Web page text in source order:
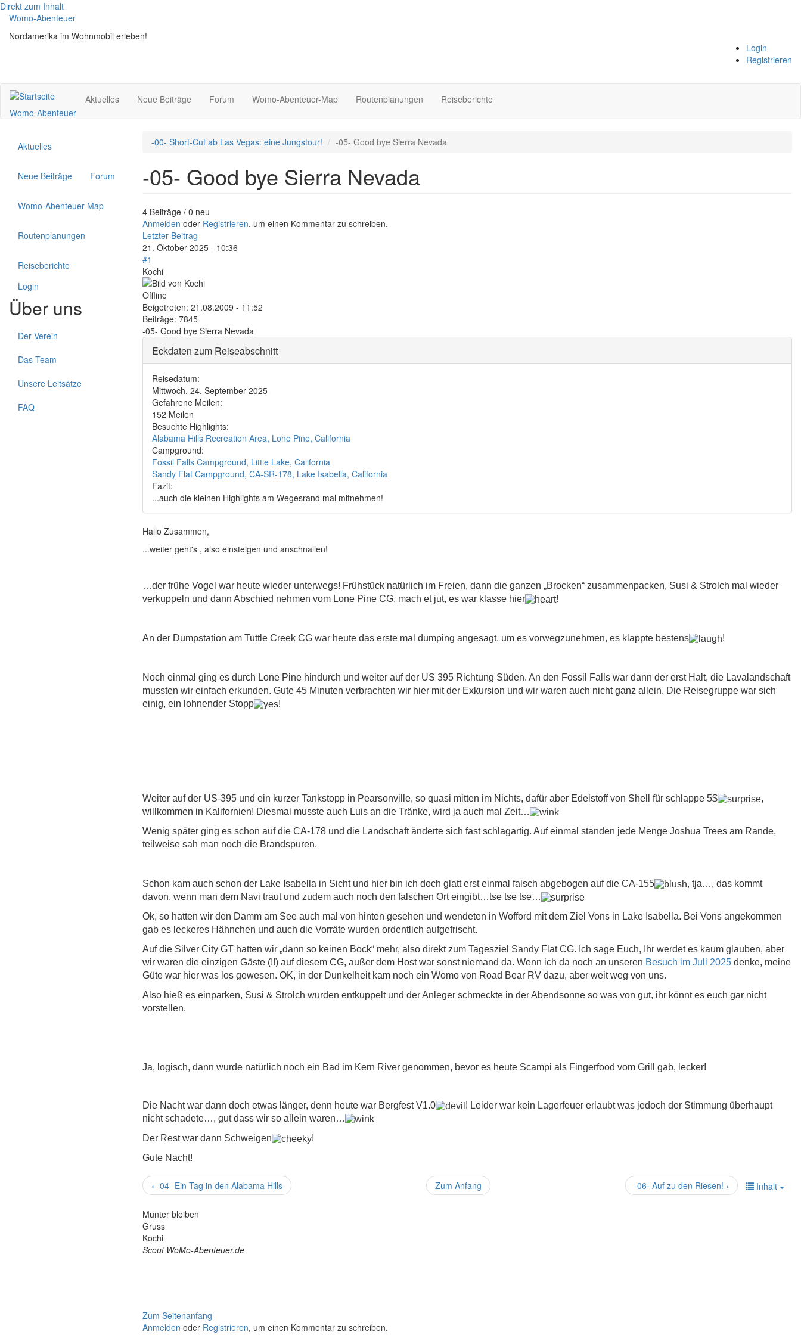
Direkt zum Inhalt
Womo-Abenteuer
Nordamerika im Wohnmobil erleben!
Login
Registrieren
Womo-Abenteuer
Aktuelles Neue Beiträge Forum Womo-Abenteuer-Map Routenplanungen Reiseberichte
Aktuelles
Neue Beiträge Forum
Womo-Abenteuer-Map
Routenplanungen
Reiseberichte
Login
Über uns
Der Verein
Das Team
Unsere Leitsätze
FAQ
-00- Short-Cut ab Las Vegas: eine Jungstour! -05- Good bye Sierra Nevada
-05- Good bye Sierra Nevada
4 Beiträge / 0 neu
Anmelden oder Registrieren, um einen Kommentar zu schreiben.
Letzter Beitrag
21. Oktober 2025 - 10:36
#1
Kochi
Offline
Beigetreten: 21.08.2009 - 11:52
Beiträge: 7845
-05- Good bye Sierra Nevada
Eckdaten zum Reiseabschnitt
Reisedatum:
Mittwoch, 24. September 2025
Gefahrene Meilen:
152 Meilen
Besuchte Highlights:
Alabama Hills Recreation Area, Lone Pine, California
Campground:
Fossil Falls Campground, Little Lake, California
Sandy Flat Campground, CA-SR-178, Lake Isabella, California
Fazit:
...auch die kleinen Highlights am Wegesrand mal mitnehmen!
Hallo Zusammen,
...weiter geht's , also einsteigen und anschnallen!
…der frühe Vogel war heute wieder unterwegs! Frühstück natürlich im Freien, dann die ganzen „Brocken“ zusammenpacken, Susi & Strolch mal wieder
verkuppeln und dann Abschied nehmen vom Lone Pine CG, mach et jut, es war klasse hier
!
An der Dumpstation am Tuttle Creek CG war heute das erste mal dumping angesagt, um es vorwegzunehmen, es klappte bestens !
Noch einmal ging es durch Lone Pine hindurch und weiter auf der US 395 Richtung Süden. An den Fossil Falls war dann der erst Halt, die Lavalandschaft
mussten wir einfach erkunden. Gute 45 Minuten verbrachten wir hier mit der Exkursion und wir waren auch nicht ganz allein. Die Reisegruppe war sich
einig, ein lohnender Stopp
!
Weiter auf der US-395 und ein kurzer Tankstopp in Pearsonville, so quasi mitten im Nichts, dafür aber Edelstoff von Shell für schlappe 5$
,
willkommen in Kalifornien! Diesmal musste auch Luis an die Tränke, wird ja auch mal Zeit…
Wenig später ging es schon auf die CA-178 und die Landschaft änderte sich fast schlagartig. Auf einmal standen jede Menge Joshua Trees am Rande,
teilweise sah man noch die Brandspuren.
Schon kam auch schon der Lake Isabella in Sicht und hier bin ich doch glatt erst einmal falsch abgebogen auf die CA-155
, tja…, das kommt
davon, wenn man dem Navi traut und zudem auch noch den falschen Ort eingibt…tse tse tse…
Ok, so hatten wir den Damm am See auch mal von hinten gesehen und wendeten in Wofford mit dem Ziel Vons in Lake Isabella. Bei Vons angekommen
gab es leckeres Hähnchen und auch die Vorräte wurden ordentlich aufgefrischt.
Auf die Silver City GT hatten wir „dann so keinen Bock“ mehr, also direkt zum Tagesziel Sandy Flat CG. Ich sage Euch, Ihr werdet es kaum glauben, aber
wir waren die einzigen Gäste (!!) auf diesem CG, außer dem Host war sonst niemand da. Wenn ich da noch an unseren Besuch im Juli 2025 denke, meine
Güte war hier was los gewesen. OK, in der Dunkelheit kam noch ein Womo von Road Bear RV dazu, aber weit weg von uns.
Also hieß es einparken, Susi & Strolch wurden entkuppelt und der Anleger schmeckte in der Abendsonne so was von gut, ihr könnt es euch gar nicht
vorstellen.
Ja, logisch, dann wurde natürlich noch ein Bad im Kern River genommen, bevor es heute Scampi als Fingerfood vom Grill gab, lecker!
Die Nacht war dann doch etwas länger, denn heute war Bergfest V1.0
! Leider war kein Lagerfeuer erlaubt was jedoch der Stimmung überhaupt
nicht schadete…, gut dass wir so allein waren…
Der Rest war dann Schweigen
!
Gute Nacht!
Inhalt
‹ -04- Ein Tag in den Alabama Hills Zum Anfang -06- Auf zu den Riesen! ›
Munter bleiben
Gruss
Kochi
Scout WoMo-Abenteuer.de
Zum Seitenanfang
Anmelden oder Registrieren, um einen Kommentar zu schreiben.